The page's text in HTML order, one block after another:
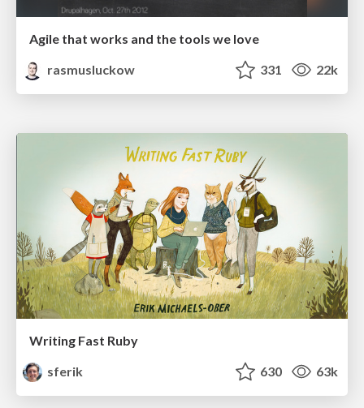
Agile that works and the tools we love
rasmusluckow
331 22k
Writing Fast Ruby
sferik
630 63k